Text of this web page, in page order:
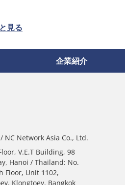
見る
企業紹介
NC Network Asia Co., Ltd.
V.E.T Building, 98
Hanoi / Thailand: No.
Floor, Unit 1102,
Klongtoey, Bangkok